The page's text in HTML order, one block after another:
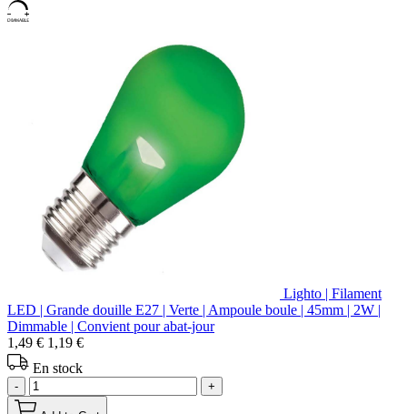
Lighto | Filament
LED | Grande douille E27 | Verte | Ampoule boule | 45mm | 2W |
Dimmable | Convient pour abat-jour
1,49 € 1,19 €
En stock
- +